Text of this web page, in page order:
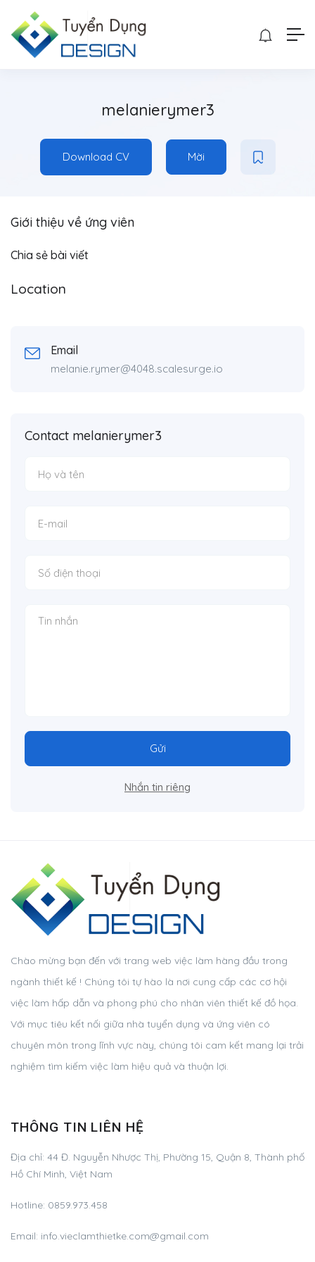
melanierymer3
Download CV Mời
Giới thiệu về ứng viên
Chia sẻ bài viết
Location
Email
melanie.rymer@4048.scalesurge.io
Contact melanierymer3
Gửi
Nhắn tin riêng
Chào mừng bạn đến với trang web việc làm hàng đầu trong
ngành thiết kế ! Chúng tôi tự hào là nơi cung cấp các cơ hội
việc làm hấp dẫn và phong phú cho nhân viên thiết kế đồ họa.
Với mục tiêu kết nối giữa nhà tuyển dụng và ứng viên có
chuyên môn trong lĩnh vực này, chúng tôi cam kết mang lại trải
nghiệm tìm kiếm việc làm hiệu quả và thuận lợi.
THÔNG TIN LIÊN HỆ
Địa chỉ: 44 Đ. Nguyễn Nhược Thị, Phường 15, Quận 8, Thành phố
Hồ Chí Minh, Việt Nam
Hotline: 0859.973.458
Email: info.vieclamthietke.com@gmail.com